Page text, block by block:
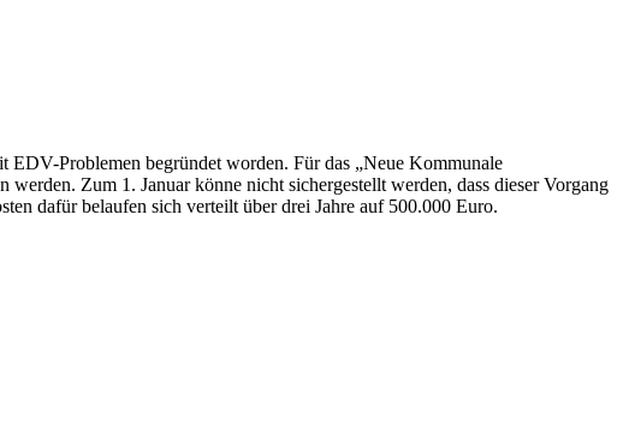
EDV-Problemen begründet worden. Für das „Neue Kommunale
werden. Zum 1. Januar könne nicht sichergestellt werden, dass dieser Vorgang
dafür belaufen sich verteilt über drei Jahre auf 500.000 Euro.